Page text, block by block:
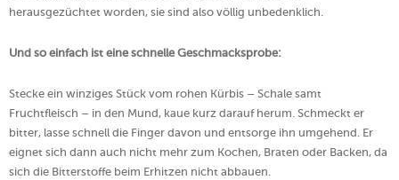
herausgezüchtet worden, sie sind also völlig unbedenklich.
Und so einfach ist eine schnelle Geschmacksprobe:
Stecke ein winziges Stück vom rohen Kürbis – Schale samt
Fruchtfleisch – in den Mund, kaue kurz darauf herum. Schmeckt er
bitter, lasse schnell die Finger davon und entsorge ihn umgehend. Er
eignet sich dann auch nicht mehr zum Kochen, Braten oder Backen, da
sich die Bitterstoffe beim Erhitzen nicht abbauen.